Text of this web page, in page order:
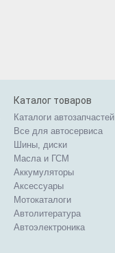
Каталог товаров
Каталоги автозапчастей
Все для автосервиса
Шины, диски
Масла и ГСМ
Аккумуляторы
Аксессуары
Мотокаталоги
Автолитература
Автоэлектроника